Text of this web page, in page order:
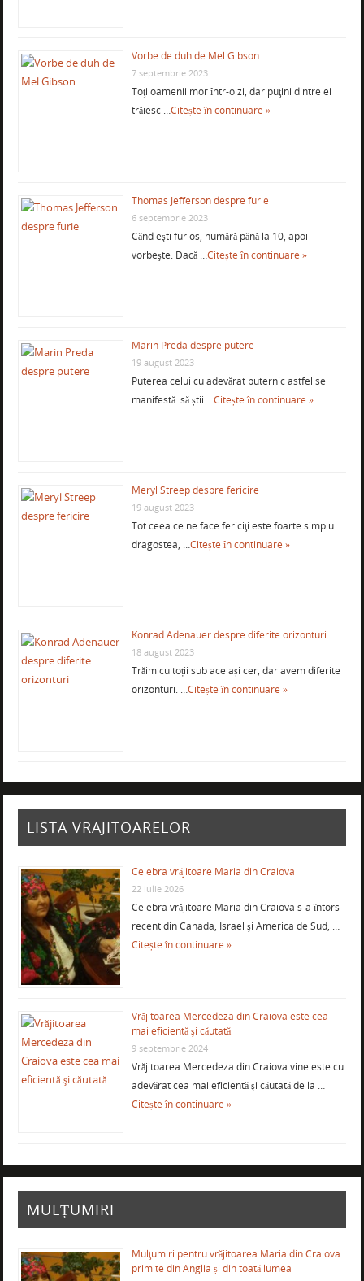
Vorbe de duh de Mel Gibson
7 septembrie 2023
Toţi oamenii mor într-o zi, dar puţini dintre ei
trăiesc …Citește în continuare »
Thomas Jefferson despre furie
6 septembrie 2023
Când eşti furios, numără până la 10, apoi
vorbeşte. Dacă …Citește în continuare »
Marin Preda despre putere
19 august 2023
Puterea celui cu adevărat puternic astfel se
manifestă: să știi …Citește în continuare »
Meryl Streep despre fericire
19 august 2023
Tot ceea ce ne face fericiţi este foarte simplu:
dragostea, …Citește în continuare »
Konrad Adenauer despre diferite orizonturi
18 august 2023
Trăim cu toții sub același cer, dar avem diferite
orizonturi. …Citește în continuare »
LISTA VRAJITOARELOR
Celebra vrăjitoare Maria din Craiova
22 iulie 2026
Celebra vrăjitoare Maria din Craiova s-a întors
recent din Canada, Israel şi America de Sud, …
Citește în continuare »
Vrăjitoarea Mercedeza din Craiova este cea
mai eficientă şi căutată
9 septembrie 2024
Vrăjitoarea Mercedeza din Craiova vine este cu
adevărat cea mai eficientă şi căutată de la …
Citește în continuare »
MULȚUMIRI
Mulţumiri pentru vrăjitoarea Maria din Craiova
primite din Anglia și din toată lumea